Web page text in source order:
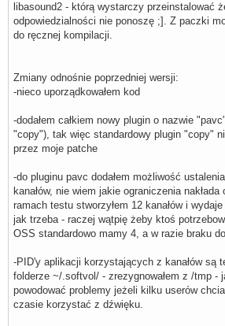
libasound2 - którą wystarczy przeinstalować
odpowiedzialności nie ponoszę ;]. Z paczki
do ręcznej kompilacji.
Zmiany odnośnie poprzedniej wersji:
-nieco uporządkowałem kod
-dodałem całkiem nowy plugin o nazwie
"copy"), tak więc standardowy plugin "copy"
przez moje patche
-do pluginu pavc dodałem możliwość
kanałów, nie wiem jakie ograniczenia nakłada
ramach testu stworzyłem 12 kanałów i
jak trzeba - raczej wątpię żeby ktoś
OSS standardowo mamy 4, a w razie braku
-PID'y aplikacji korzystających z kanałów są
folderze ~/.softvol/ - zrezygnowałem z /tmp -
powodować problemy jeżeli kilku userów
czasie korzystać z dźwięku.